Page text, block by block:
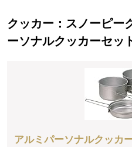
クッカー：スノーピ
ーソナルクッカーセッ
アルミパーソナルクッカ